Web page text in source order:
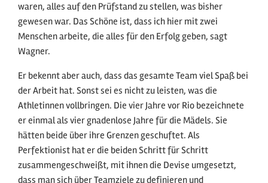
waren, alles auf den Prüfstand zu stellen, was bisher
gewesen war. Das Schöne ist, dass ich hier mit zwei
Menschen arbeite, die alles für den Erfolg geben, sagt
Wagner.
Er bekennt aber auch, dass das gesamte Team viel Spaß bei
der Arbeit hat. Sonst sei es nicht zu leisten, was die
Athletinnen vollbringen. Die vier Jahre vor Rio bezeichnete
er einmal als vier gnadenlose Jahre für die Mädels. Sie
hätten beide über ihre Grenzen geschuftet. Als
Perfektionist hat er die beiden Schritt für Schritt
zusammengeschweißt, mit ihnen die Devise umgesetzt,
dass man sich über Teamziele zu definieren und